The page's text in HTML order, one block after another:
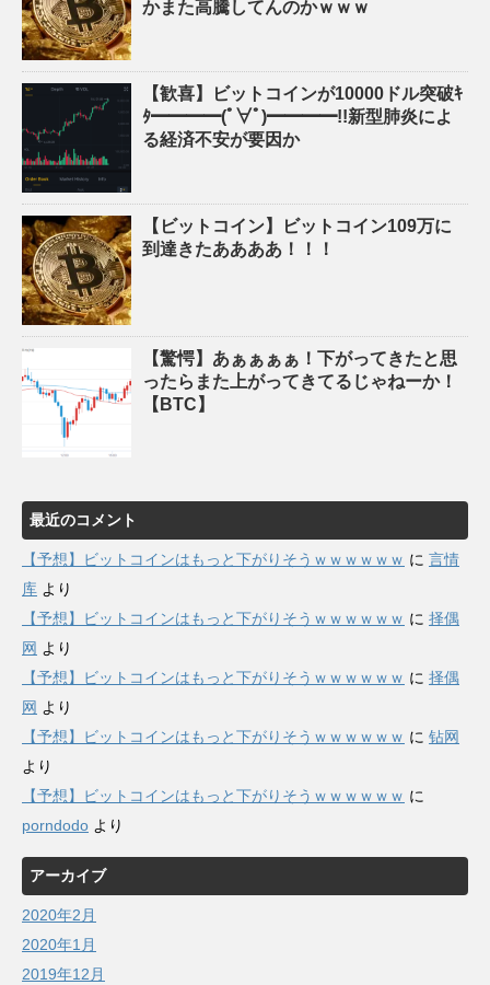
かまた高騰してんのかｗｗｗ
【歓喜】ビットコインが10000ドル突破ｷ
ﾀ━━━━(ﾟ∀ﾟ)━━━━!!新型肺炎によ
る経済不安が要因か
【ビットコイン】ビットコイン109万に
到達きたああああ！！！
【驚愕】あぁぁぁぁ！下がってきたと思
ったらまた上がってきてるじゃねーか！
【BTC】
最近のコメント
【予想】ビットコインはもっと下がりそうｗｗｗｗｗｗ に 言情
库 より
【予想】ビットコインはもっと下がりそうｗｗｗｗｗｗ に 择偶
网 より
【予想】ビットコインはもっと下がりそうｗｗｗｗｗｗ に 择偶
网 より
【予想】ビットコインはもっと下がりそうｗｗｗｗｗｗ に 钻网
より
【予想】ビットコインはもっと下がりそうｗｗｗｗｗｗ に
porndodo より
アーカイブ
2020年2月
2020年1月
2019年12月